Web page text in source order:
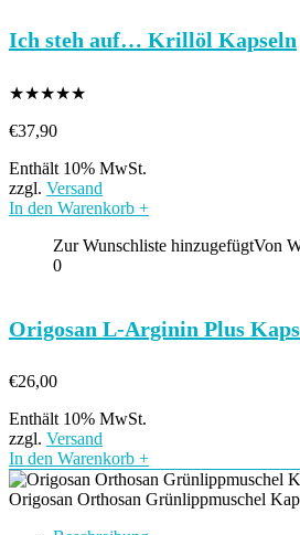
Ich steh auf… Krillöl Kapseln
★★★★★
€37,90
Enthält 10% MwSt.
zzgl. Versand
In den Warenkorb +
Zur Wunschliste hinzugefügtVon
0
Origosan L-Arginin Plus
€26,00
Enthält 10% MwSt.
zzgl. Versand
In den Warenkorb +
Origosan Orthosan Grünlippmuschel